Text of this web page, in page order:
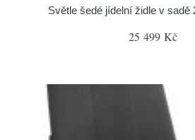
Světle šedé jídelní židle v sadě
25 499 Kč